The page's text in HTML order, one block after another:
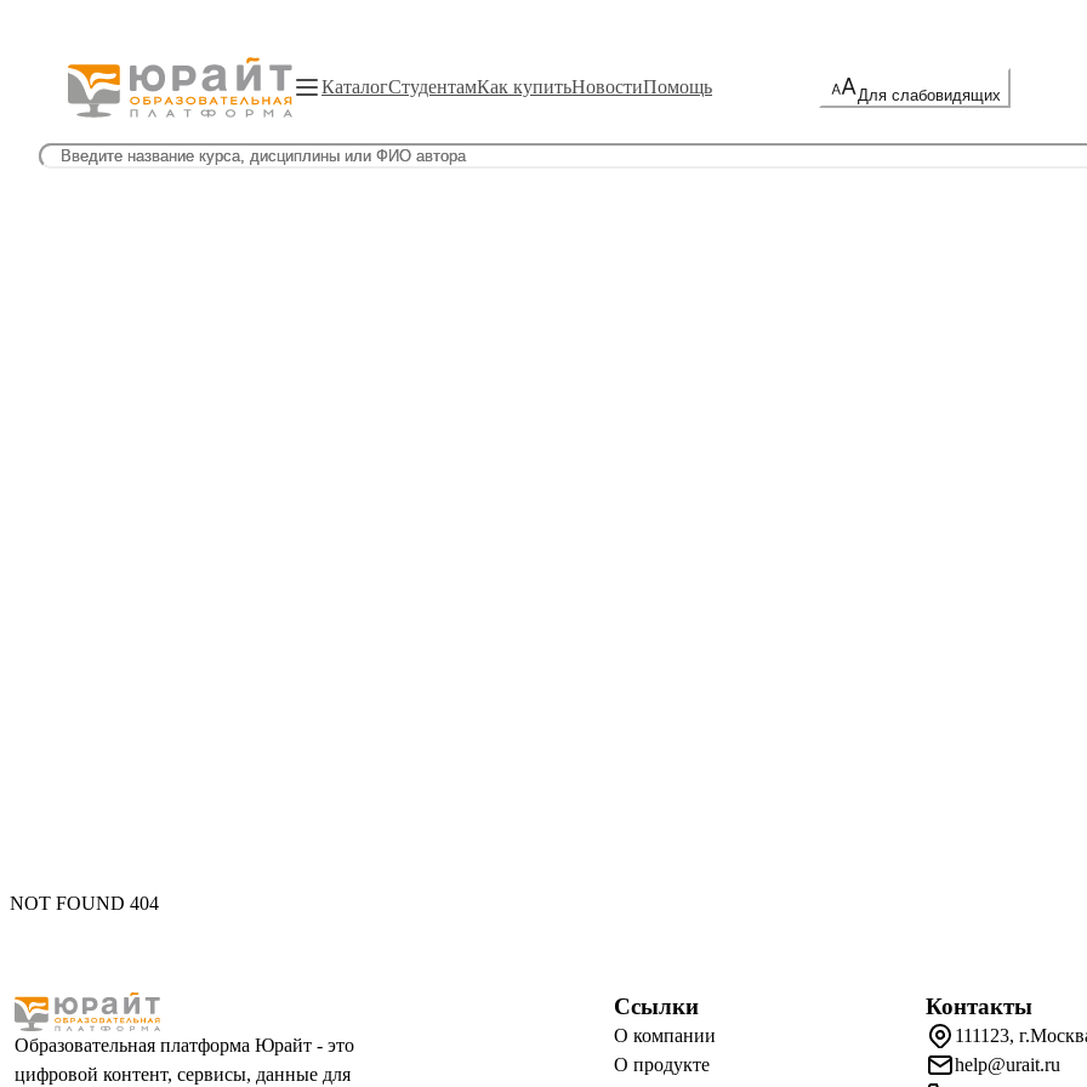
КаталогСтудентамКак купитьНовостиПомощь Для слабовидящих
NOT FOUND 404
Образовательная платформа Юрайт - это
цифровой контент, сервисы, данные для
Ссылки
О компании
О продукте
Контакты
111123,
help@urait.ru